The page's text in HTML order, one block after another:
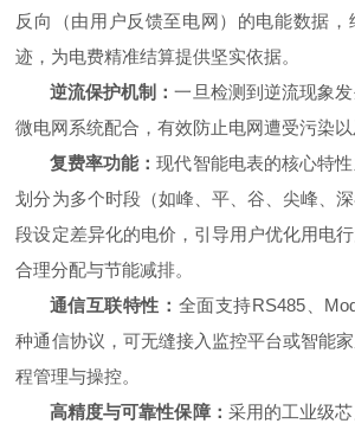
反向（由用户反馈至电网）的电能数据，
迹，为电费精准结算提供坚实依据。
逆流保护机制：一旦检测到逆流现象
微电网系统配合 ，有效防止电网遭受污染
复费率功能：现代智能电表的核心特
划分为多个时段（如峰、平、谷、尖峰 、
段设定差异化的电价，引导用户优化用电
合理分配与节能减排。
通信互联特性： 全面支持RS485、
种通信协议，可无缝接入监控平台或智能
程管理与操控。
高精度与可靠性保障： 采用的工业级